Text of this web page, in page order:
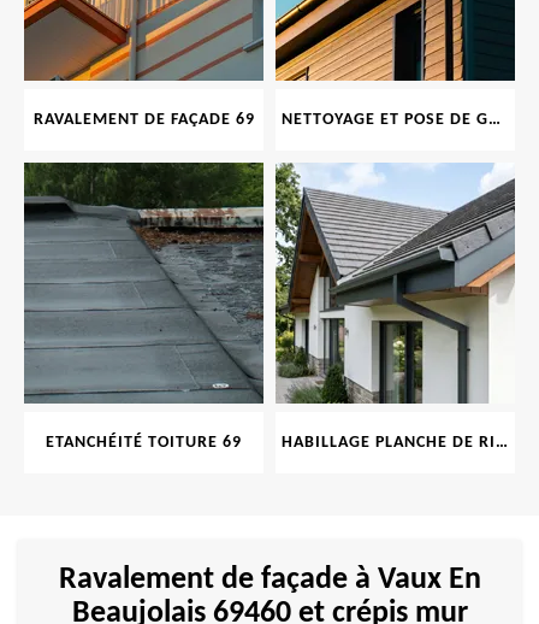
RAVALEMENT DE FAÇADE 69 NETTOYAGE ET POSE DE GOUTTIÈRE 69
ETANCHÉITÉ TOITURE 69 HABILLAGE PLANCHE DE RIVE 69
Ravalement de façade à Vaux En
Beaujolais 69460 et crépis mur